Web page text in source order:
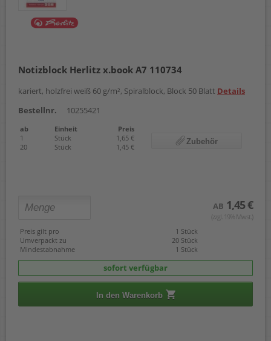
Notizblock Herlitz x.book A7 110734
kariert, holzfrei weiß 60 g/m², Spiralblock, Block 50 Blatt Details
Bestellnr.
10255421
ab Einheit
Preis
1
Stück
1,65 €
20
Stück 1,45 €
Zubehör
AB 1,45 €
(zzgl. 19% Mwst.)
Preis gilt pro
1 Stück
Umverpackt zu
20 Stück
Mindestabnahme
1 Stück
sofort verfügbar
In den Warenkorb